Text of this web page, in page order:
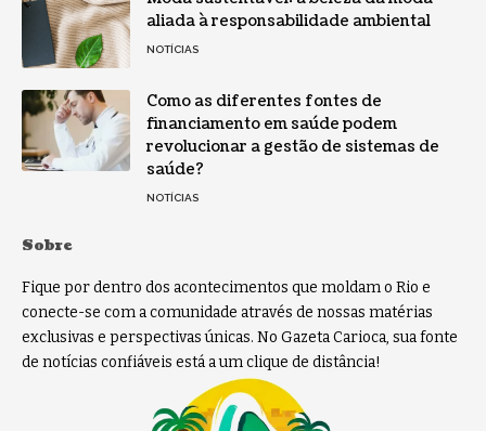
aliada à responsabilidade ambiental
NOTÍCIAS
Como as diferentes fontes de
financiamento em saúde podem
revolucionar a gestão de sistemas de
saúde?
NOTÍCIAS
Sobre
Fique por dentro dos acontecimentos que moldam o Rio e
conecte-se com a comunidade através de nossas matérias
exclusivas e perspectivas únicas. No Gazeta Carioca, sua fonte
de notícias confiáveis está a um clique de distância!